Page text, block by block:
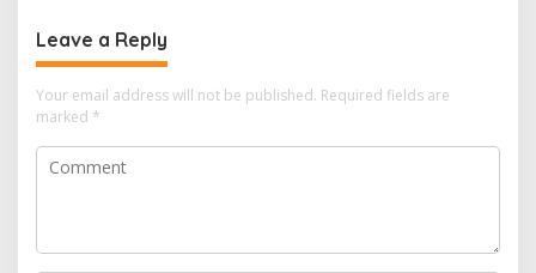
Leave a Reply
Your email address will not be published. Required fields are
marked *